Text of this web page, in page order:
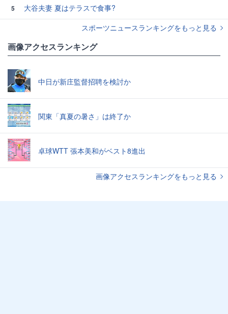
5
大谷夫妻 夏はテラスで食事?
スポーツニュースランキングをもっと見る
画像アクセスランキング
中日が新庄監督招聘を検討か
関東「真夏の暑さ」は終了か
卓球WTT 張本美和がベスト8進出
画像アクセスランキングをもっと見る